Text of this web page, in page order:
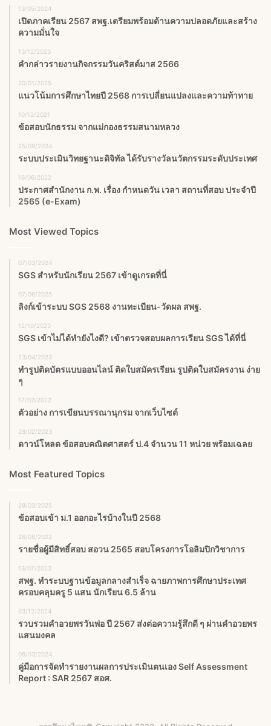
13/05/2024
เปิดภาคเรียน 2567 สพฐ.เตรียมพร้อมด้านความปลอดภัยและสร้าง
ความมั่นใจ
13/12/2023
คำกล่าวรายงานกิจกรรมวันคริสต์มาส 2566
20/01/2025
แนวโน้มการศึกษาไทยปี 2568 การเปลี่ยนแปลงและความท้าทาย
10/12/2021
ข้อสอบนักธรรม จากแม่กองธรรมสนามหลวง
25/09/2024
ระบบประเมินวิทยฐานะดิจิทัล ได้รับรางวัลนวัตกรรมระดับประเทศ
16/06/2022
ประกาศสำนักงาน ก.พ. เรื่อง กำหนดวัน เวลา สถานที่สอบ ประจำปี
2565 (e-Exam)
Most Viewed Topics
07/03/2024
SGS สําหรับนักเรียน 2567 เข้าดูเกรดที่นี่
07/06/2025
ลิงก์เข้าระบบ SGS 2568 งานทะเบียน-วัดผล สพฐ.
12/10/2023
SGS เข้าไม่ได้ทำยังไงดี? เข้าตรวจสอบผลการเรียน SGS ได้ที่นี่
23/04/2023
ทำรูปติดบัตรแบบออนไลน์ ติดใบสมัครเรียน รูปติดใบสมัครงาน ง่าย
ๆ
17/02/2022
ตัวอย่าง การเขียนบรรณานุกรม จากเว็บไซต์
28/02/2023
ดาวน์โหลด ข้อสอบคณิตศาสตร์ ป.4 จำนวน 11 หน่วย พร้อมเฉลย
Most Featured Topics
29/03/2025
ข้อสอบเข้า ม.1 ออกอะไรบ้างในปี 2568
26/08/2022
รายชื่อผู้มีสิทธิ์สอบ สอวน 2565 สอบโครงการโอลิมปิกวิชาการ
13/07/2023
สพฐ. ทำระบบฐานข้อมูลกลางสำเร็จ ฉายภาพการศึกษาประเทศ
ครอบคลุมครู 5 แสน นักเรียน 6.5 ล้าน
03/12/2024
รวบรวมคำอวยพรวันพ่อ ปี 2567 ส่งต่อความรู้สึกดี ๆ ผ่านคำอวยพร
แสนมงคล
06/03/2024
คู่มือการจัดทำรายงานผลการประเมินตนเอง Self Assessment
Report : SAR 2567 สอศ.